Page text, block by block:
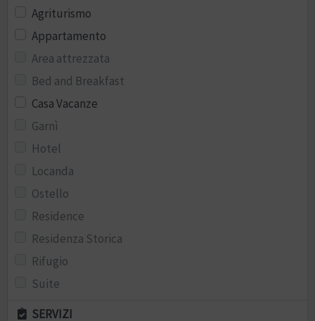
Agriturismo
Appartamento
Area attrezzata
Bed and Breakfast
Casa Vacanze
Garnì
Hotel
Locanda
Ostello
Residence
Residenza Storica
Rifugio
Suite
SERVIZI